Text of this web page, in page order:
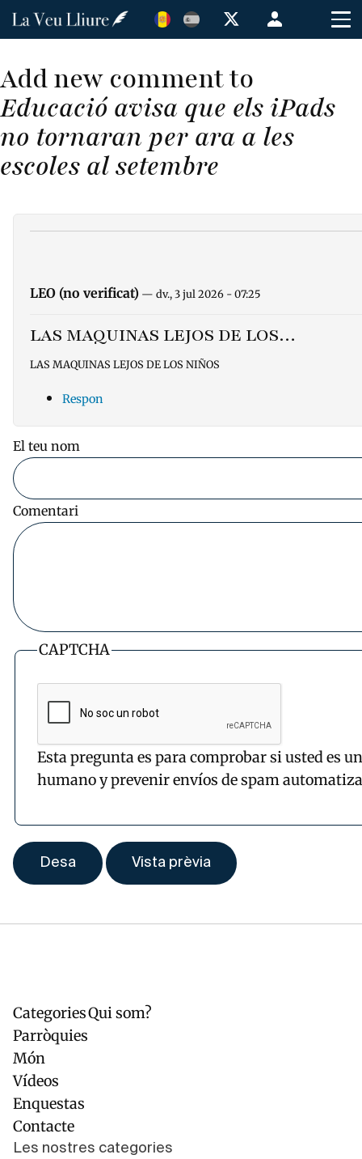
Vés
Menú
de
usuario
Add new comment to
Educació avisa que els iPads
no tornaran per ara a les
escoles al setembre
LEO (no verificat) — dv., 3 jul 2026 - 07:25
LAS MAQUINAS LEJOS DE LOS…
LAS MAQUINAS LEJOS DE LOS NIÑOS
Respon
El teu nom
Comentari
CAPTCHA
Esta pregunta es para comprobar si usted es
humano y prevenir envíos de spam
Navegación
principal
Categories
Parròquies
Món
Vídeos
Enquestas
Contacte
Pie
Qui som?
Les nostres categories